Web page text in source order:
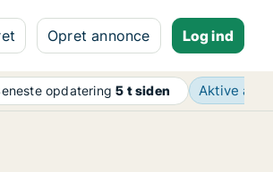
Opret annonce Log ind
opdatering5 t siden Aktive